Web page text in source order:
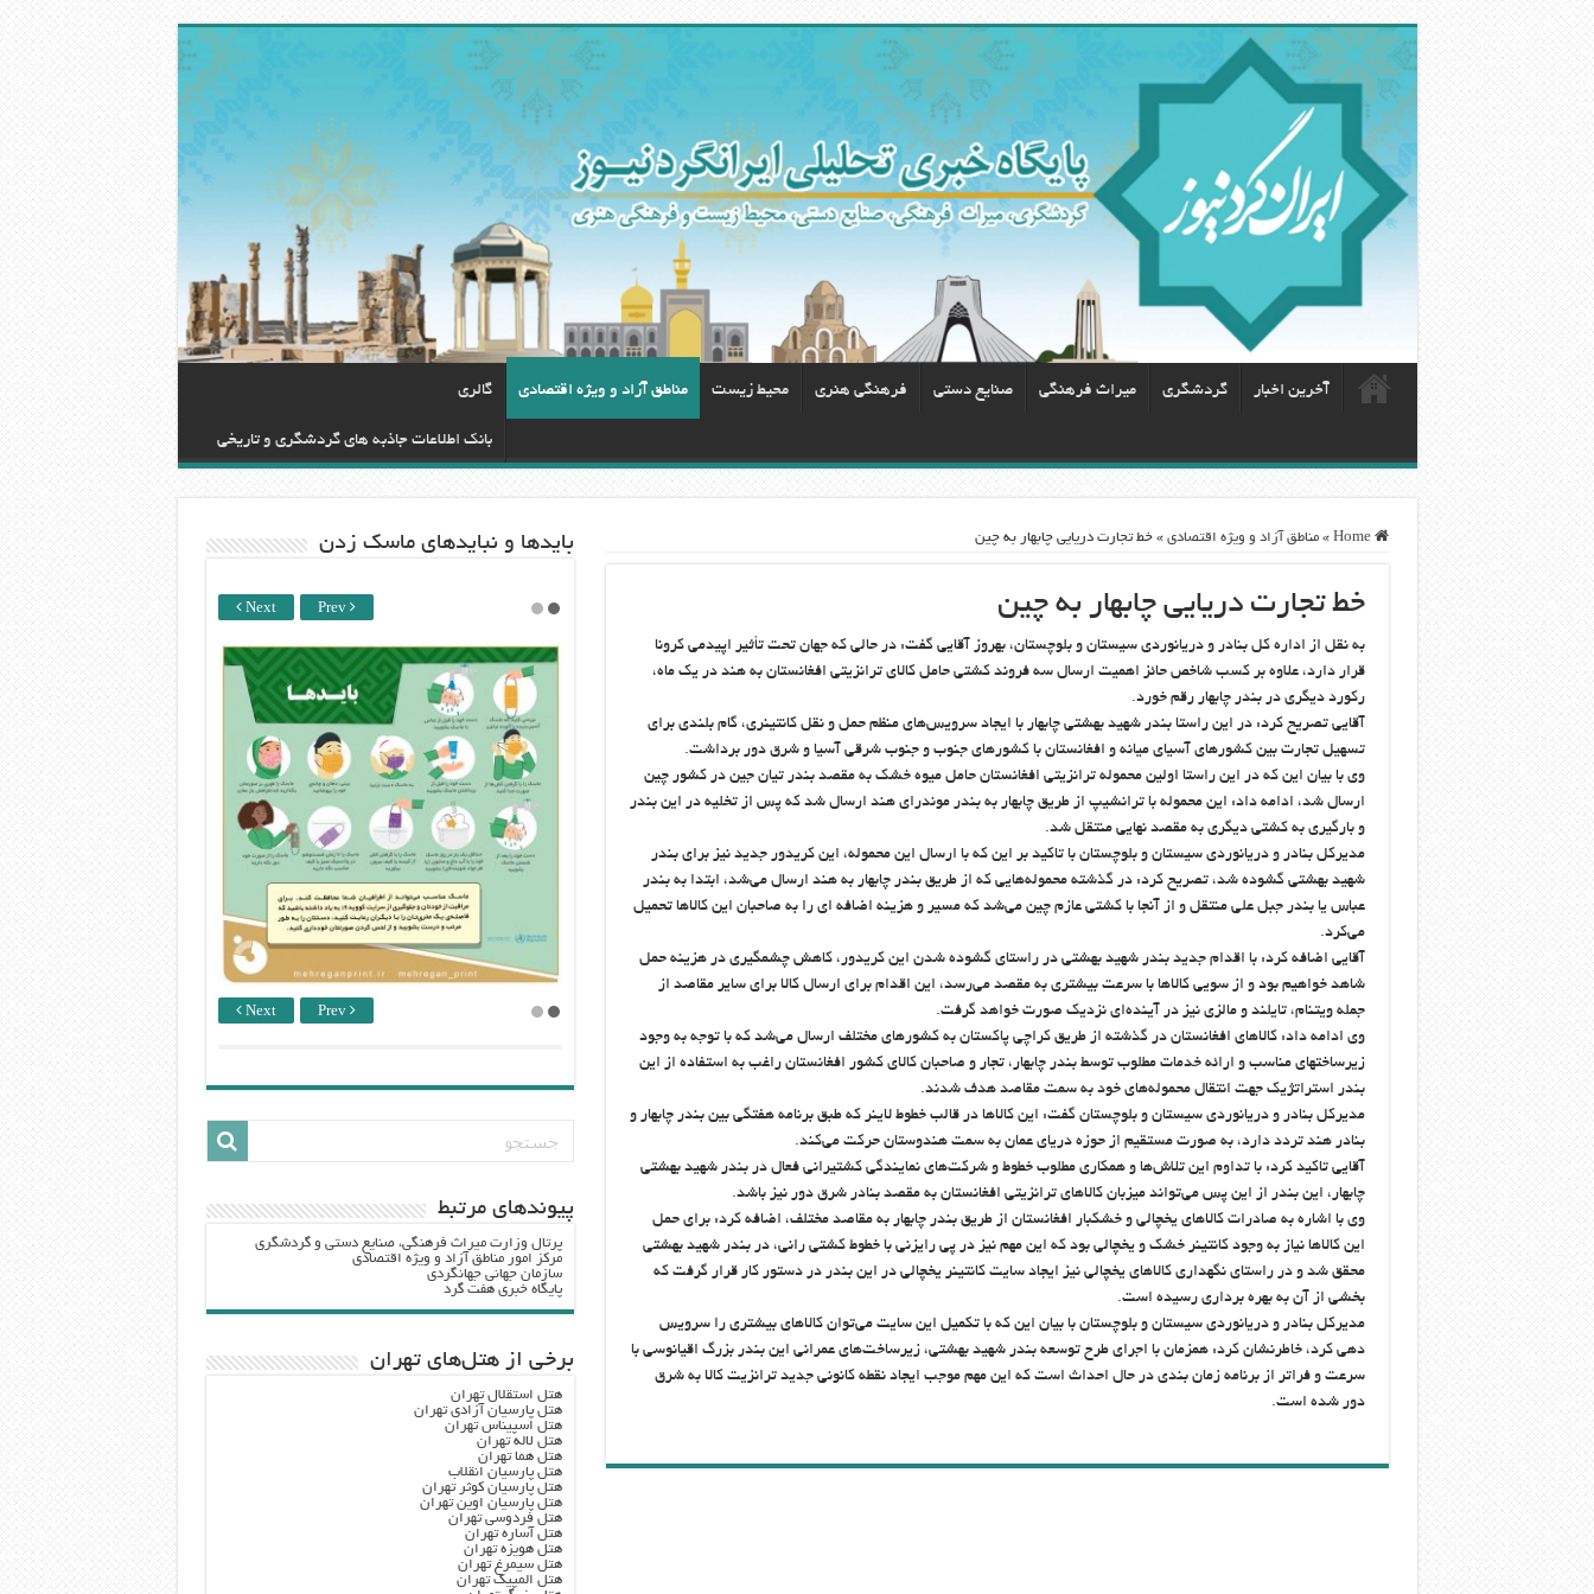
آخرین اخبار گردشگری ميراث فرهنگی صنایع دستی فرهنگی هنری محيط زيست مناطق آزاد و ویژه اقتصادی گالری
بانک اطلاعات جاذبه های گردشگری و تاریخی
Home
» مناطق آزاد و ویژه اقتصادی » خط تجارت دریایی چابهار به چین
خط تجارت دریایی چابهار به چین
به نقل از اداره کل بنادر و دریانوردی سیستان و بلوچستان، بهروز آقایی گفت: در حالی که جهان تحت تأثیر اپیدمی کرونا
قرار دارد، علاوه بر کسب شاخص حائز اهمیت ارسال سه فروند کشتی حامل کالای ترانزیتی افغانستان به هند در یک ماه،
رکورد دیگری در بندر چابهار رقم خورد.
آقایی تصریح کرد: در این راستا بندر شهید بهشتی چابهار با ایجاد سرویس‌های منظم حمل و نقل کانتینری، گام بلندی برای
تسهیل تجارت بین کشورهای آسیای میانه و افغانستان با کشورهای جنوب و جنوب شرقی آسیا و شرق دور برداشت.
وی با بیان این که در این راستا اولین محموله ترانزیتی افغانستان حامل میوه خشک به مقصد بندر تیان جین در کشور چین
ارسال شد، ادامه داد: این محموله با ترانشیپ از طریق چابهار به بندر موندرای هند ارسال شد که پس از تخلیه در این بندر
و بارگیری به کشتی دیگری به مقصد نهایی منتقل شد.
مدیرکل بنادر و دریانوردی سیستان و بلوچستان با تاکید بر این که با ارسال این محموله، این کریدور جدید نیز برای بندر
شهید بهشتی گشوده شد، تصریح کرد: در گذشته محموله‌هایی که از طریق بندر چابهار به هند ارسال می‌شد، ابتدا به بندر
عباس یا بندر جبل علی منتقل و از آنجا با کشتی عازم چین می‌شد که مسیر و هزینه اضافه ای را به صاحبان این کالاها تحمیل
می‌کرد.
آقایی اضافه کرد: با اقدام جدید بندر شهید بهشتی در راستای گشوده شدن این کریدور، کاهش چشمگیری در هزینه حمل
شاهد خواهیم بود و از سویی کالاها با سرعت بیشتری به مقصد می‌رسد، این اقدام برای ارسال کالا برای سایر مقاصد از
جمله ویتنام، تایلند و مالزی نیز در آینده‌ای نزدیک صورت خواهد گرفت.
وی ادامه داد: کالاهای افغانستان در گذشته از طریق کراچی پاکستان به کشورهای مختلف ارسال می‌شد که با توجه به وجود
زیرساختهای مناسب و ارائه خدمات مطلوب توسط بندر چابهار، تجار و صاحبان کالای کشور افغانستان راغب به استفاده از این
بندر استراتژیک جهت انتقال محموله‌های خود به سمت مقاصد هدف شدند.
مدیرکل بنادر و دریانوردی سیستان و بلوچستان گفت: این کالاها در قالب خطوط لاینر که طبق برنامه هفتگی بین بندر چابهار و
بنادر هند تردد دارد، به صورت مستقیم از حوزه دریای عمان به سمت هندوستان حرکت می‌کند.
آقایی تاکید کرد: با تداوم این تلاش‌ها و همکاری مطلوب خطوط و شرکت‌های نمایندگی کشتیرانی فعال در بندر شهید بهشتی
چابهار، این بندر از این پس می‌تواند میزبان کالاهای ترانزیتی افغانستان به مقصد بنادر شرق دور نیز باشد.
وی با اشاره به صادرات کالاهای یخچالی و خشکبار افغانستان از طریق بندر چابهار به مقاصد مختلف، اضافه کرد: برای حمل
این کالاها نیاز به وجود کانتینر خشک و یخچالی بود که این مهم نیز در پی رایزنی با خطوط کشتی رانی، در بندر شهید بهشتی
محقق شد و در راستای نگهداری کالاهای یخچالی نیز ایجاد سایت کانتینر یخچالی در این بندر در دستور کار قرار گرفت که
بخشی از آن به بهره برداری رسیده است.
مدیرکل بنادر و دریانوردی سیستان و بلوچستان با بیان این که با تکمیل این سایت می‌توان کالاهای بیشتری را سرویس
دهی کرد، خاطرنشان کرد: همزمان با اجرای طرح توسعه بندر شهید بهشتی، زیرساخت‌های عمرانی این بندر بزرگ اقیانوسی با
سرعت و فراتر از برنامه زمان بندی در حال احداث است که این مهم موجب ایجاد نقطه کانونی جدید ترانزیت کالا به شرق
دور شده است.
باید‌ها و نبایدهای ماسک زدن
Next Prev
Next Prev
پيوندهاي مرتبط
پرتال وزارت ميراث فرهنگي، صنایع دستی و گردشگري
مرکز امور مناطق آزاد و ویژه اقتصادی
سازمان جهانی جهانگردی
پایگاه خبری هفت گرد
برخی از هتل‌های تهران
هتل استقلال تهران
هتل پارسیان آزادی تهران
هتل اسپیناس تهران
هتل لاله تهران
هتل هما تهران
هتل پارسیان انقلاب
هتل پارسیان کوثر تهران
هتل پارسیان اوین تهران
هتل فردوسی تهران
هتل آساره تهران
هتل هویزه تهران
هتل سیمرغ تهران
هتل المپیک تهران